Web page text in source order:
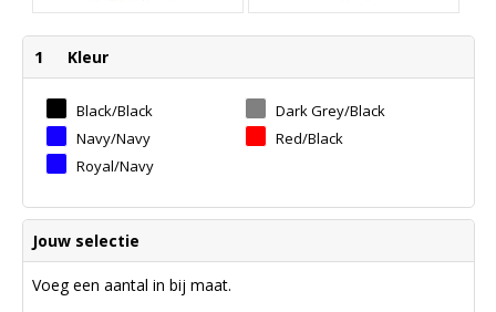
1 Kleur
Black/black
Dark Grey/black
Navy/navy
Red/black
Royal/navy
Jouw selectie
Voeg een aantal in bij maat.